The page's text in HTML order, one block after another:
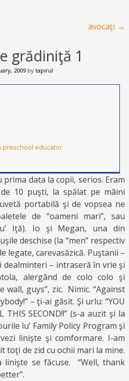
avocaţi →
grădiniţă 1
2009 by tapirul
preschool educator
data la copii, serios. Eram
10 puşti, la spălat pe mâini
portabilă şi de vopsea ne
de “oameni mari”, sau
Iţă). Io şi Megan, una din
deschise (la “men” respectiv
legate, carevasăzică. Puştanii –
dealminteri – intraseră în vrie şi
alergând de colo colo şi
wall, guys”, zic. Nimic. “Against
– ţi-ai găsit. Şi urlu: “YOU
THIS SECOND!!” (s-a auzit şi la
lu’ Family Policy Program şi
linişte şi comformare. I-am
toţi de zid cu ochii mari la mine.
linişte se făcuse. “Well, thank